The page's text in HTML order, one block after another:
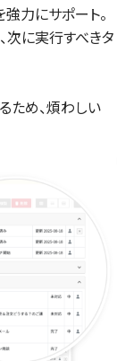
力にサポート。
次に実行すべきタ
ため、煩わしい